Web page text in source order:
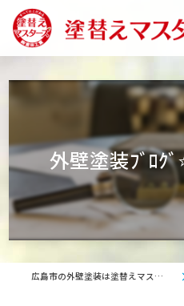
外壁塗装ﾌﾞﾛｸ
広島市の外壁塗装は塗替えマスターズ